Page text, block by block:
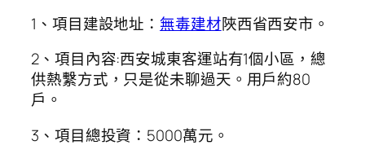
1、項目建設地址： 無毒建材陜西省西安市。
2、項目內容:西安城東客運站有1個小區，總
供熱繫方式，只是從未聊過天。用戶約80
戶。
3、項目總投資：5000萬元。